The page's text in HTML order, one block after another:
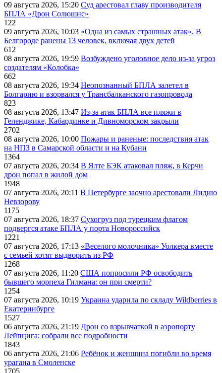
09 августа 2026, 15:20 Суд арестовал главу производителя
БПЛА «Дрон Солюшнс»
122
09 августа 2026, 10:03 «Одна из самых страшных атак». В
Белгороде ранены 13 человек, включая двух детей
612
08 августа 2026, 19:59 Возбуждено уголовное дело из-за угроз
создателям «Колобка»
662
08 августа 2026, 19:34 Неопознанный БПЛА залетел в
Болгарию и взорвался у Трансбалканского газопровода
823
08 августа 2026, 13:47 Из-за атак БПЛА все пляжи в
Геленджике, Кабардинке и Дивноморском закрыли
2702
08 августа 2026, 10:00 Пожары и раненые: последствия атак
на НПЗ в Самарской области и на Кубани
1364
07 августа 2026, 20:34 В Ялте БЭК атаковал пляж, в Керчи
дрон попал в жилой дом
1948
07 августа 2026, 20:11 В Петербурге заочно арестовали Лидию
Невзорову
1175
07 августа 2026, 18:37 Сухогруз под турецким флагом
подвергся атаке БПЛА у порта Новороссийск
1221
07 августа 2026, 17:13 «Веселого молочника» Уолкера вместе
с семьей хотят выдворить из РФ
1268
07 августа 2026, 11:20 США попросили РФ освободить
бывшего морпеха Гилмана: он при смерти?
1254
07 августа 2026, 10:19 Украина ударила по складу Wildberries в
Екатеринбурге
1527
06 августа 2026, 21:19 Дрон со взрывчаткой в аэропорту
Лейпцига: собрали все подробности
1843
06 августа 2026, 21:06 Ребёнок и женщина погибли во время
урагана в Смоленске
1705